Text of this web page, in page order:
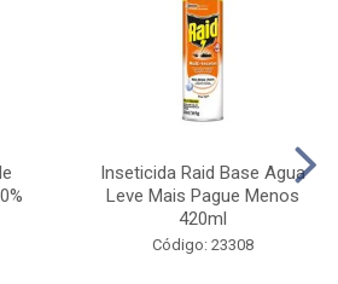
Inseticida Raid Base Agua
Leve Mais Pague Menos
420ml
Código: 23308